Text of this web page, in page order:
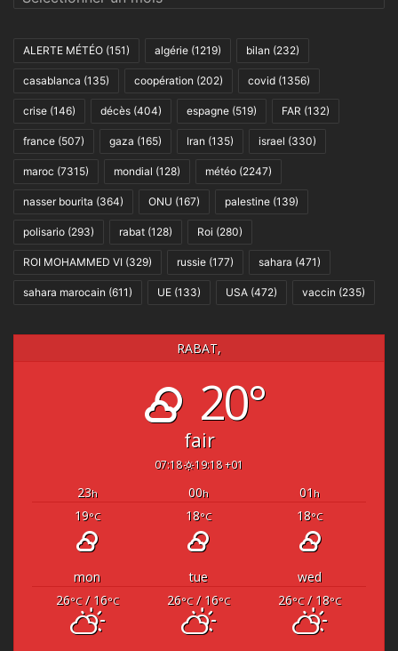
ALERTE MÉTÉO (151) algérie (1219) bilan (232)
casablanca (135) coopération (202) covid (1356)
crise (146) décès (404) espagne (519) FAR (132)
france (507) gaza (165) Iran (135) israel (330)
maroc (7315) mondial (128) météo (2247)
nasser bourita (364) ONU (167) palestine (139)
polisario (293) rabat (128) Roi (280)
ROI MOHAMMED VI (329) russie (177) sahara (471)
sahara marocain (611) UE (133) USA (472) vaccin (235)
RABAT,
20°
fair
07:18 19:18 +01
23h 00h 01 h
19°C 18°C 18°C
mon tue
wed
26°C/ 16°C 26°C/ 16°C 26°C/ 18°C